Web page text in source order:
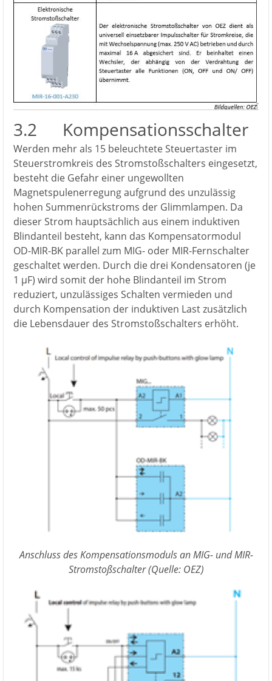
3.2 Kompensationsschalter
Werden mehr als 15 beleuchtete Steuertaster im
Steuerstromkreis des Stromstoßschalters eingesetzt,
besteht die Gefahr einer ungewollten
Magnetspulenerregung aufgrund des unzulässig
hohen Summenrückstroms der Glimmlampen. Da
dieser Strom hauptsächlich aus einem induktiven
Blindanteil besteht, kann das Kompensatormodul
OD-MIR-BK parallel zum MIG- oder MIR-Fernschalter
geschaltet werden. Durch die drei Kondensatoren (je
1 µF) wird somit der hohe Blindanteil im Strom
reduziert, unzulässiges Schalten vermieden und
durch Kompensation der induktiven Last zusätzlich
die Lebensdauer des Stromstoßschalters erhöht.
Anschluss des Kompensationsmoduls an MIG- und MIR-
Stromstoßschalter (Quelle: OEZ)